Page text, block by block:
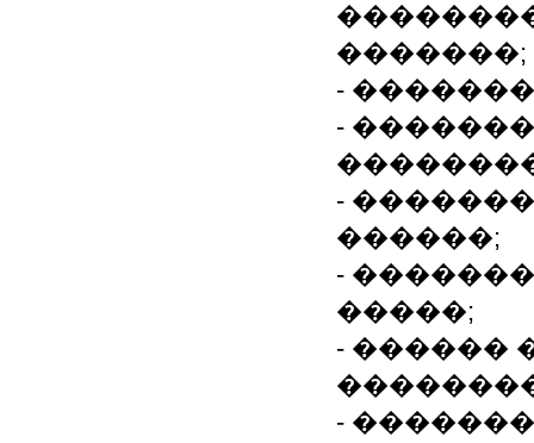
�������;
-
-
-
������;
-
�����;
- ������
-